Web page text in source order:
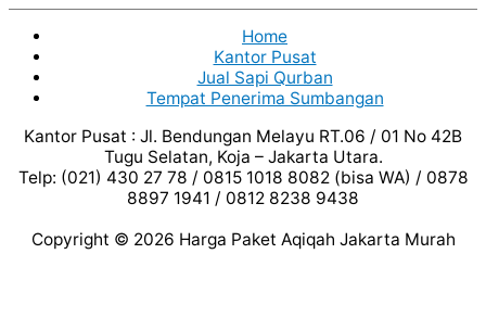
Home
Kantor Pusat
Jual Sapi Qurban
Tempat Penerima Sumbangan
Kantor Pusat : Jl. Bendungan Melayu RT.06 / 01 No 42B
Tugu Selatan, Koja – Jakarta Utara.
Telp: (021) 430 27 78 / 0815 1018 8082 (bisa WA) / 0878
8897 1941 / 0812 8238 9438
Copyright © 2026 Harga Paket Aqiqah Jakarta Murah